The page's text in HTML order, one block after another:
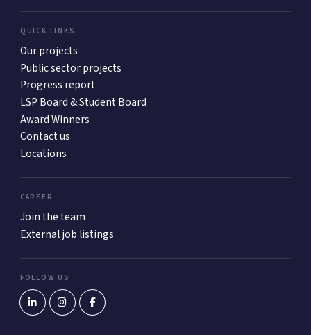
QUICK LINKS
Our projects
Public sector projects
Progress report
LSP Board & Student Board
Award Winners
Contact us
Locations
CAREER
Join the team
External job listings
FOLLOW US